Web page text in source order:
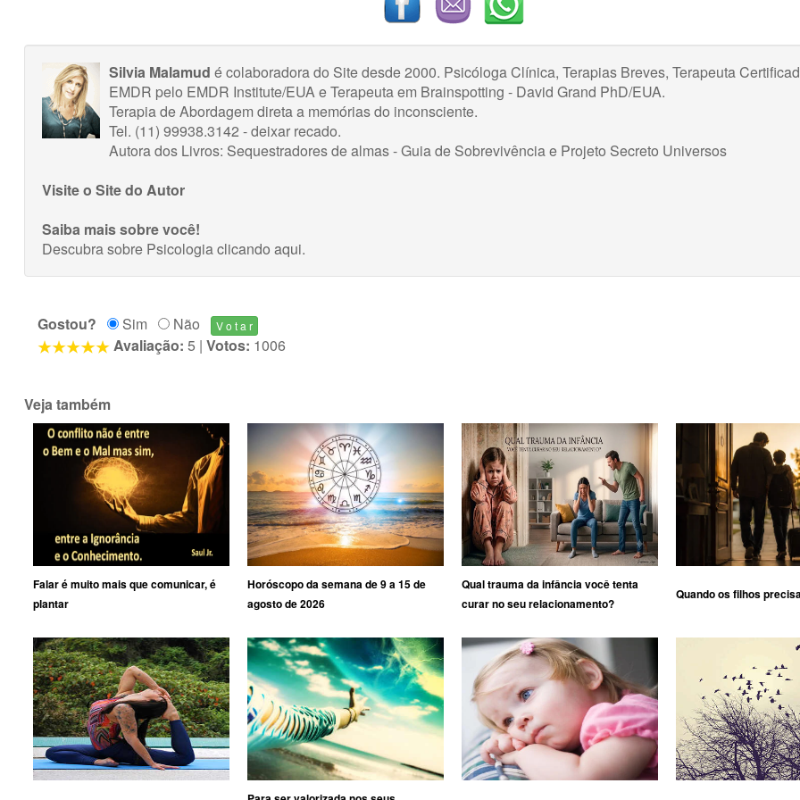
Silvia Malamud é colaboradora do Site desde 2000. Psicóloga Clínica, Terapias Breves, Terapeuta
EMDR pelo EMDR Institute/EUA e Terapeuta em Brainspotting - David Grand PhD/EUA.
Terapia de Abordagem direta a memórias do inconsciente.
Tel. (11) 99938.3142 - deixar recado.
Autora dos Livros: Sequestradores de almas - Guia de Sobrevivência e Projeto Secreto Universos
Visite o Site do Autor
Saiba mais sobre você!
Descubra sobre Psicologiaclicando aqui.
Gostou? Sim
Não
Avaliação: 5 | Votos: 1006
Veja também
Falar é muito mais que comunicar, é
plantar
Horóscopo da semana de 9 a 15 de
agosto de 2026
Qual trauma da infância você tenta
curar no seu relacionamento?
Quando os filhos